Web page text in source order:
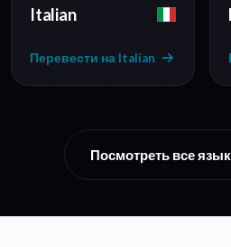
Italian
Перевести на Italian
Посмотреть все